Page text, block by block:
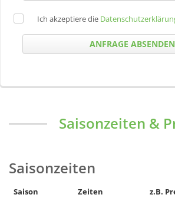
Ich akzeptiere die
ANFRAGE ABSENDEN
Saisonzeiten &
Saisonzeiten
Saison Zeiten
z.B.